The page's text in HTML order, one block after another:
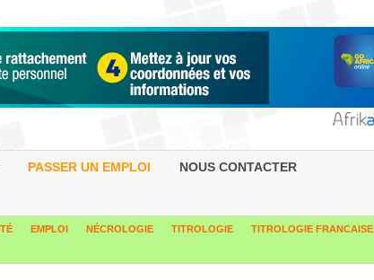
PASSER UN EMPLOI NOUS CONTACTER
EMPLOI NÉCROLOGIE TITROLOGIE TITROLOGIE FRANCAISE